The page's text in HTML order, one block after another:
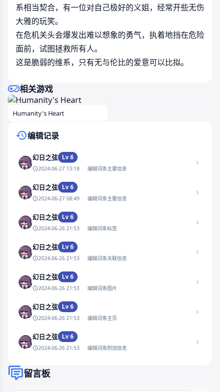
系相当契合，有一位对自己极好的义姐，经常开些无伤
大雅的玩笑。
在危机关头会爆发出难以想象的勇气，执着地挡在危险
面前，试图拯救所有人。
这是脆弱的维系，只有无与伦比的爱意可以比拟。
相关游戏
Humanity's Heart
留言板
编辑记录
幻日之弦 Lv 6
2024-06-27 13:18 编辑词条主要信息
幻日之弦 Lv 6
2024-06-27 08:49 编辑词条主要信息
幻日之弦 Lv 6
2024-06-26 21:53 编辑词条标签
幻日之弦 Lv 6
2024-06-26 21:53 编辑词条关联信息
幻日之弦 Lv 6
2024-06-26 21:53 编辑词条图片
幻日之弦 Lv 6
2024-06-26 21:53 编辑词条主页
幻日之弦 Lv 6
2024-06-26 21:53 编辑词条附加信息